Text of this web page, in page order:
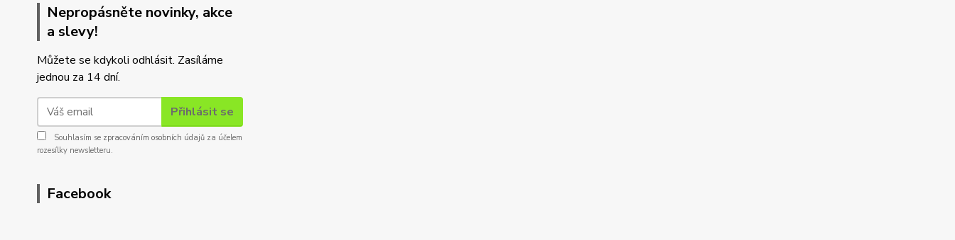
Nepropásněte novinky, akce
a slevy!
Můžete se kdykoli odhlásit. Zasíláme
jednou za 14 dní.
Přihlásit se
Souhlasím se zpracováním osobních údajů za účelem
rozesílky newsletteru.
Facebook